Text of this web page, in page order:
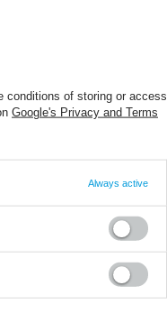
conditions of storing or access
Google's Privacy and Terms
Always active